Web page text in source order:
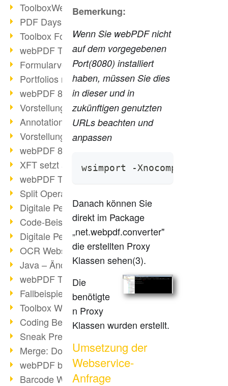
ToolboxWebService Print Operation
PDF Days 2020
Toolbox Forms Operation
webPDF Toolbox Delete
Formularverarbeitung mit webPDF
Portfolios mit webPDF erstellen
webPDF 8.0 gestartet
Vorstellung weiterer ActionTypes
AnnotationSelection Objekt
Vorstellung weiterer ActionTypes
webPDF 8: Toolbox Neuerungen
XFT setzt auf webPDF
webPDF Toolbox Webservice Image
Split Operation: Dokumente teilen
Digitale Personalakte mit webPDF
Code-Beispiel Attachment Operation
Digitale Personalakte bei REMONDIS
OCR Webservice
Java – Änderungen der Bedingungen
webPDF Toolbox Description
Fallbeispiel: Fusion von Archiven
Toolbox WebService Extraction
Coding Beispiel: Annotationen
Sneak Preview des webPDF Portals
Merge: Dokumente zusammenfügen
webPDF bei Infoniqa
Barcode Webservice
Bemerkung:
Wenn Sie webPDF nicht
auf dem vorgegebenen
Port(8080) installiert
haben, müssen Sie dies
in dieser und in
zukünftigen genutzten
URLs beachten und
anpassen
wsimport -Xnocompile -s .
Danach können Sie
direkt im Package
„net.webpdf.converter"
die erstellten Proxy
Klassen sehen(3).
Die
benötigte
n Proxy
Klassen wurden erstellt.
Umsetzung der
Webservice-
Anfrage